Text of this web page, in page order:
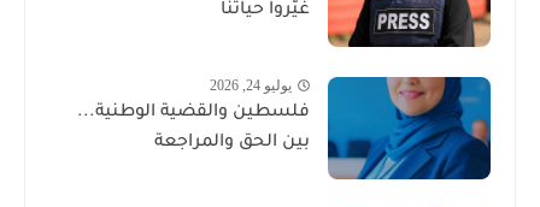
غيّروا حياتنا
يوليو 24, 2026
فلسطين والقضية الوطنية...
بين الحق والمراجعة